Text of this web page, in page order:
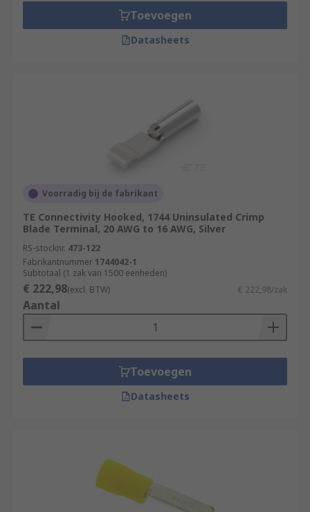
Toevoegen
Datasheets
Voorradig bij de fabrikant
TE Connectivity Hooked, 1744 Uninsulated Crimp
Blade Terminal, 20 AWG to 16 AWG, Silver
RS-stocknr. 473-122
Fabrikantnummer 1744042-1
Subtotaal (1 zak van 1500 eenheden)
€ 222,98(excl. BTW) € 222,98/zak
Aantal
Toevoegen
Datasheets